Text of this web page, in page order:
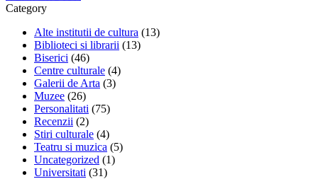
Category
Alte institutii de cultura (13)
Biblioteci si librarii (13)
Biserici (46)
Centre culturale (4)
Galerii de Arta (3)
Muzee (26)
Personalitati (75)
Recenzii (2)
Stiri culturale (4)
Teatru si muzica (5)
Uncategorized (1)
Universitati (31)